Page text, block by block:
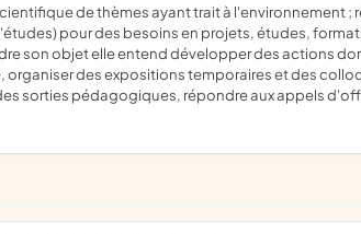
pour des besoins en projets, études,
son objet elle entend développer des actions
des expositions temporaires et des
sorties pédagogiques, répondre aux appels